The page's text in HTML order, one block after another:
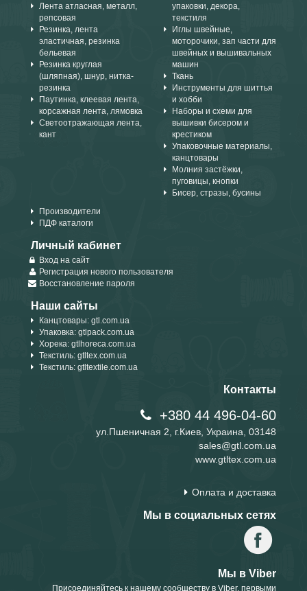
Лента атласная, металл,
репсовая
Резинка, лента
эластичная, резинка
бельевая
Резинка круглая
(шляпная), шнур, нитка-
резинка
Паутинка, клеевая лента,
корсажная лента, лямовка
Светоотражающая лента,
кант
упаковки, декора,
текстиля
Иглы швейные,
моторочики, зап части для
швейных и вышивальных
машин
Ткань
Инструменты для шиттья
и хобби
Наборы и схеми для
вышивки бисером и
крестиком
Упаковочные материалы,
канцтовары
Молния застёжки,
пуговицы, кнопки
Бисер, стразы, бусины
Производители
ПДФ каталоги
Личный кабинет
Вход на сайт
Регистрация нового пользователя
Восстановление пароля
Наши сайты
Канцтовары: gtl.com.ua
Упаковка: gtlpack.com.ua
Хорека: gtlhoreca.com.ua
Текстиль: gtltex.com.ua
Текстиль: gtltextile.com.ua
Контакты
+380 44 496-04-60
ул.Пшеничная 2, г.Киев, Украина, 03148
sales@gtl.com.ua
www.gtltex.com.ua
Оплата и доставка
Мы в социальных сетях
Мы в Viber
Присоединяйтесь к нашему сообществу в Viber, первыми